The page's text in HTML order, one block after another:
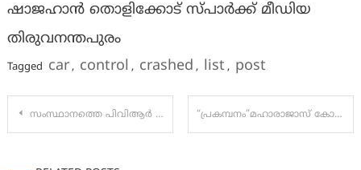
ഷാജഹാൻ തൊളിക്കോട് സ്പാർക്ക് മീഡിയ
തിരുവനന്തപുരം
Tagged car, control , crashed , list , post
Post
സംസ്ഥാനത്തെ പിവിആര്‍ ഐനോക്സ് തീയേറ്ററുകളിൽ ലൈവ് സ്റ്റാന്‍ഡ് അപ്പ് കോമഡി ഫെസ്റ്റ് “പ്രകമ്പനം”മഹാരാജാസ് കോളജിൽ സ്വിച്ച് ഓൺ കർമ്മം സംവിധായകൻ ലാൽജോസ് നിർവഹിച്ചു